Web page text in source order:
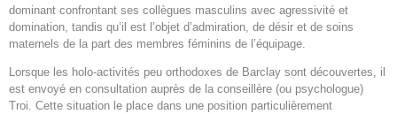
dominant confrontant ses collègues masculins avec agressivité et
domination, tandis qu’il est l’objet d’admiration, de désir et de soins
maternels de la part des membres féminins de l’équipage.
Lorsque les holo-activités peu orthodoxes de Barclay sont découvertes, il
est envoyé en consultation auprès de la conseillère (ou psychologue)
Troi. Cette situation le place dans une position particulièrement